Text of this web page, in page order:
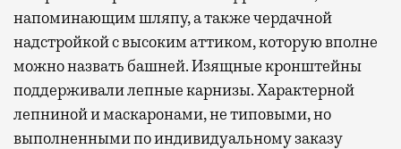
напоминающим шляпу, а также чердачной
надстройкой с высоким аттиком, которую вполне
можно назвать башней. Изящные кронштейны
поддерживали лепные карнизы. Характерной
лепниной и маскаронами, не типовыми, но
выполненными по индивидуальному заказу